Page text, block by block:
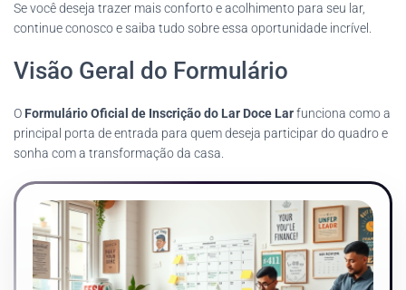
Se você deseja trazer mais conforto e acolhimento para seu lar,
continue conosco e saiba tudo sobre essa oportunidade incrível.
Visão Geral do Formulário
O Formulário Oficial de Inscrição do Lar Doce Larfunciona como a
principal porta de entrada para quem deseja participar do quadro e
sonha com a transformação da casa.